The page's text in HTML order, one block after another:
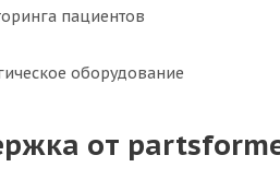
пациентов
оборудование
от